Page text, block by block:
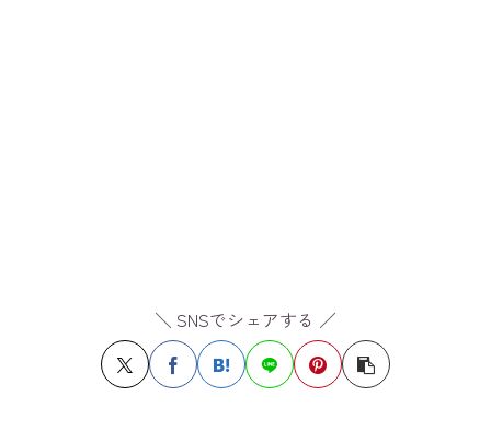
＼ SNSでシェアする ／